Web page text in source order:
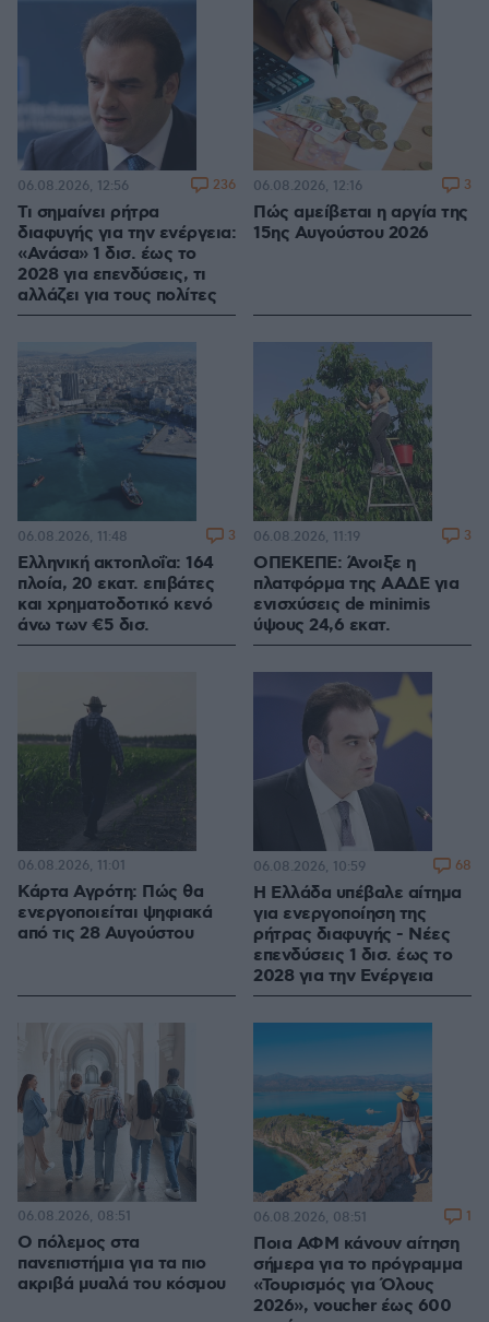
Τι σημαίνει ρήτρα
διαφυγής για την ενέργεια:
«Ανάσα» 1 δισ. έως το
2028 για επενδύσεις, τι
αλλάζει για τους πολίτες
06.08.2026, 12:56 236
Πώς αμείβεται η αργία της
15ης Αυγούστου 2026
06.08.2026, 12:16 3
Ελληνική ακτοπλοΐα: 164
πλοία, 20 εκατ. επιβάτες
και χρηματοδοτικό κενό
άνω των €5 δισ.
06.08.2026, 11:48 3
ΟΠΕΚΕΠΕ: Άνοιξε η
πλατφόρμα της ΑΑΔΕ για
ενισχύσεις de minimis
ύψους 24,6 εκατ.
06.08.2026, 11:19 3
Κάρτα Αγρότη: Πώς θα
ενεργοποιείται ψηφιακά
από τις 28 Αυγούστου
06.08.2026, 11:01
Η Ελλάδα υπέβαλε αίτημα
για ενεργοποίηση της
ρήτρας διαφυγής - Νέες
επενδύσεις 1 δισ. έως το
2028 για την Ενέργεια
06.08.2026, 10:59 68
Ο πόλεμος στα
πανεπιστήμια για τα πιο
ακριβά μυαλά του κόσμου
06.08.2026, 08:51
Ποια ΑΦΜ κάνουν αίτηση
σήμερα για το πρόγραμμα
«Τουρισμός για Όλους
2026», voucher έως 600
06.08.2026, 08:51 1